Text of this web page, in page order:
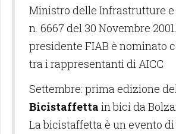
Ministro delle Infrastrutture
n. 6667 del 30 Novembre
presidente FIAB è nominato
tra i rappresentanti di AICC
Settembre: prima edizione
Bicistaffetta in bici da
La bicistaffetta è un evento di